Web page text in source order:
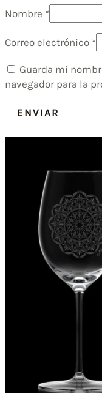
Nombre *
Correo electrónico *
Guarda mi
navegador para la